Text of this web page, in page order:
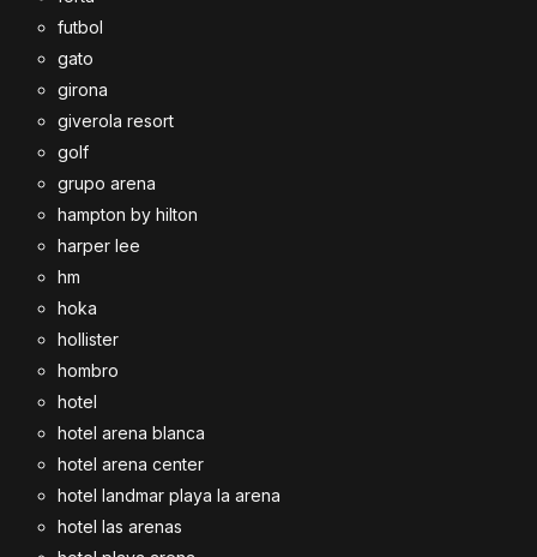
futbol
gato
girona
giverola resort
golf
grupo arena
hampton by hilton
harper lee
hm
hoka
hollister
hombro
hotel
hotel arena blanca
hotel arena center
hotel landmar playa la arena
hotel las arenas